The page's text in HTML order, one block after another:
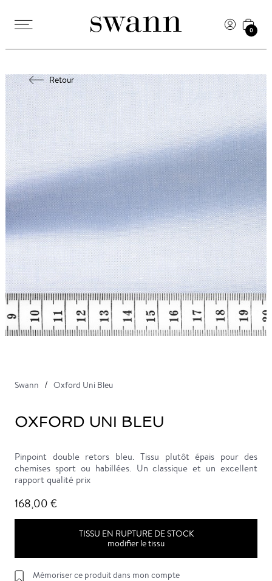
0
Retour
Swann Oxford Uni Bleu
OXFORD UNI BLEU
Pinpoint double retors bleu. Tissu plutôt épais pour des
chemises sport ou habillées. Un classique et un excellent
rapport qualité prix
168,00 €
TISSU EN RUPTURE DE STOCK
modifier le tissu
Mémoriser ce produit dans mon compte